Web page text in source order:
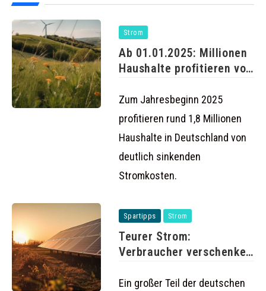
Strom
Ab 01.01.2025: Millionen
Haushalte profitieren von
Strompreisen
Zum Jahresbeginn 2025
profitieren rund 1,8 Millionen
Haushalte in Deutschland von
deutlich sinkenden
Stromkosten.
Spartipps Strom
Teurer Strom:
Verbraucher verschenken
Grundversorgung
Ein großer Teil der deutschen